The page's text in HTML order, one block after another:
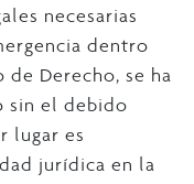
necesarias
dentro
Derecho, se ha
sin el debido
lugar es
jurídica en la